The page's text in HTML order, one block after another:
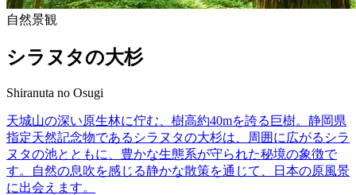
自然景観
シラヌタの大杉
Shiranuta no Osugi
天城山の深い原生林に佇む、樹高約40mを誇る巨樹。静岡県
指定天然記念物であるシラヌタの大杉は、周囲に広がるシラ
ヌタの池とともに、豊かな生態系が守られた秘境の象徴で
す。自然の息吹を感じる静かな散策を通じて、日本の原風景
に出会えます。